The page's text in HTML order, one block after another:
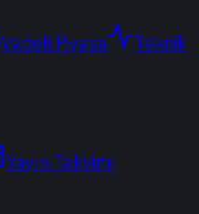
Vadeli Piyasa
Teknik
Yayın Takvimi